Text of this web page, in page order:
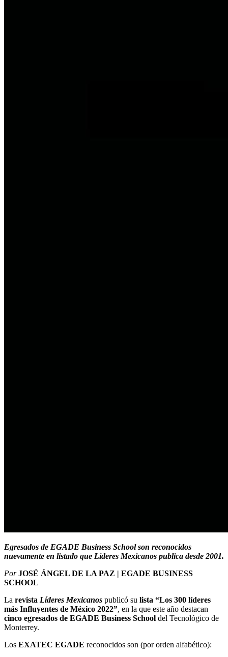
Egresados de EGADE Business School son reconocidos
nuevamente en listado que Líderes Mexicanos publica desde 2001.
Por JOSÉ ÁNGEL DE LA PAZ | EGADE BUSINESS
SCHOOL
La revista Líderes Mexicanos publicó su lista “Los 300 líderes
más Influyentes de México 2022”, en la que este año destacan
cinco egresados de EGADE Business School del Tecnológico de
Monterrey.
Los EXATEC EGADE reconocidos son (por orden alfabético):